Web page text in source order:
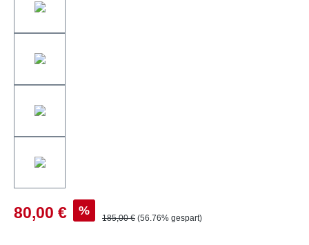
80,00 € %
185,00 € (56.76% gespart)